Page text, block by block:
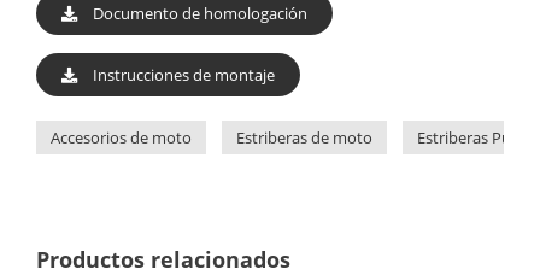
Documento de homologación
Instrucciones de montaje
Accesorios de moto Estriberas de moto Estriberas Puig
Productos relacionados